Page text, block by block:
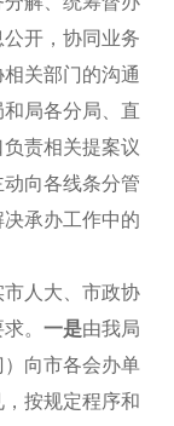
开，协同业务
关部门的沟通
局各分局、直
责相关提案议
向各线条分管
承办工作中的
人大、市政协
。 一是由我局
向市各会办单
按规定程序和